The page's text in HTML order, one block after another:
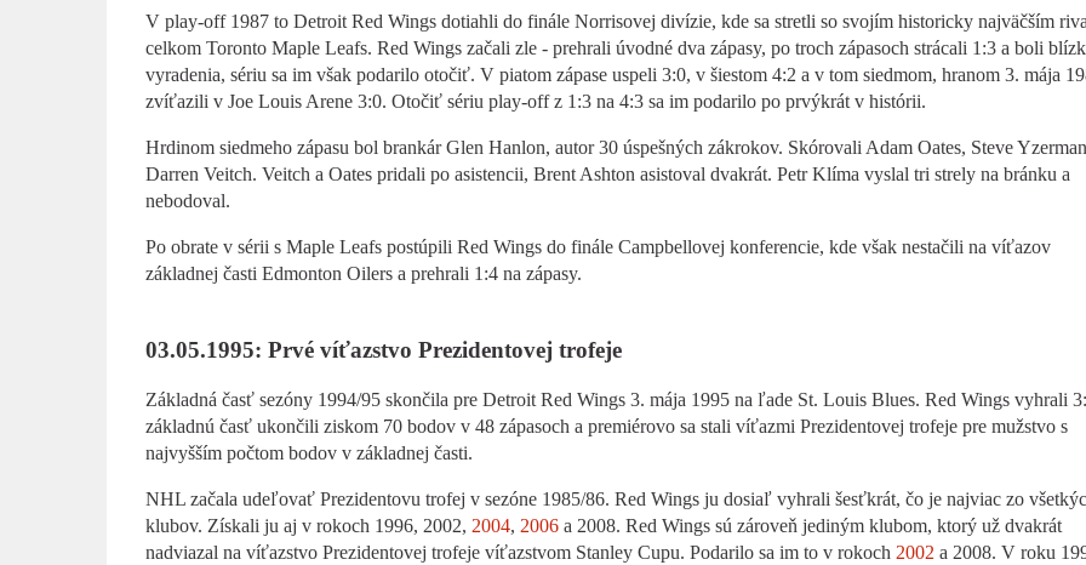
V play-off 1987 to Detroit Red Wings dotiahli do finále Norrisovej divízie, kde sa stretli so svojím historicky najväčším
celkom Toronto Maple Leafs. Red Wings začali zle - prehrali úvodné dva zápasy, po troch zápasoch strácali 1:3 a boli
vyradenia, sériu sa im však podarilo otočiť. V piatom zápase uspeli 3:0, v šiestom 4:2 a v tom siedmom, hranom 3. mája
zvíťazili v Joe Louis Arene 3:0. Otočiť sériu play-off z 1:3 na 4:3 sa im podarilo po prvýkrát v histórii.
Hrdinom siedmeho zápasu bol brankár Glen Hanlon, autor 30 úspešných zákrokov. Skórovali Adam Oates, Steve
Darren Veitch. Veitch a Oates pridali po asistencii, Brent Ashton asistoval dvakrát. Petr Klíma vyslal tri strely na bránku a
nebodoval.
Po obrate v sérii s Maple Leafs postúpili Red Wings do finále Campbellovej konferencie, kde však nestačili na víťazov
základnej časti Edmonton Oilers a prehrali 1:4 na zápasy.
03.05.1995: Prvé víťazstvo Prezidentovej trofeje
Základná časť sezóny 1994/95 skončila pre Detroit Red Wings 3. mája 1995 na ľade St. Louis Blues. Red Wings vyhrali
základnú časť ukončili ziskom 70 bodov v 48 zápasoch a premiérovo sa stali víťazmi Prezidentovej trofeje pre mužstvo s
najvyšším počtom bodov v základnej časti.
NHL začala udeľovať Prezidentovu trofej v sezóne 1985/86. Red Wings ju dosiaľ vyhrali šesťkrát, čo je najviac zo
klubov. Získali ju aj v rokoch 1996, 2002, 2004, 2006a 2008. Red Wings sú zároveň jediným klubom, ktorý už dvakrát
nadviazal na víťazstvo Prezidentovej trofeje víťazstvom Stanley Cupu. Podarilo sa im to v rokoch 2002 a 2008. V roku